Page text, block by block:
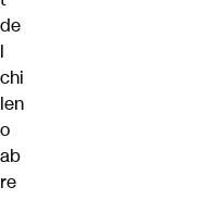
de
l
chi
len
o
ab
re